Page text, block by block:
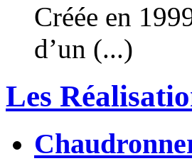
Créée en
d’un (...)
Les